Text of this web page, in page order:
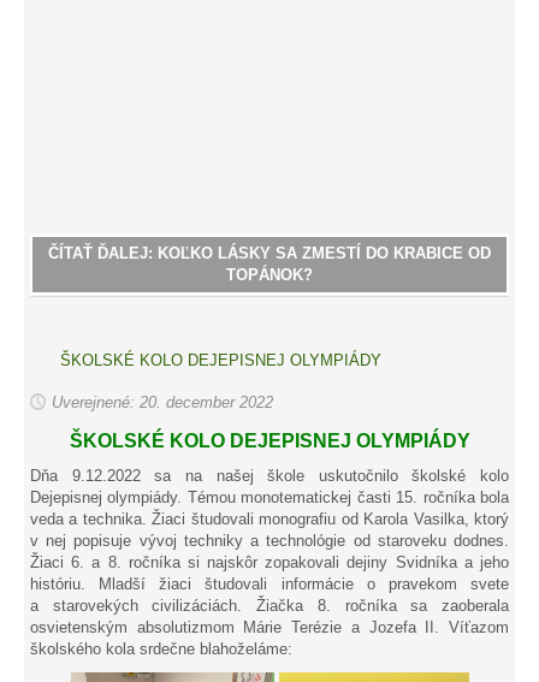
ČÍTAŤ ĎALEJ: KOĽKO LÁSKY SA ZMESTÍ DO KRABICE OD
TOPÁNOK?
ŠKOLSKÉ KOLO DEJEPISNEJ OLYMPIÁDY
Uverejnené: 20. december 2022
ŠKOLSKÉ KOLO DEJEPISNEJ OLYMPIÁDY
Dňa 9.12.2022 sa na našej škole uskutočnilo školské kolo
Dejepisnej olympiády. Témou monotematickej časti 15. ročníka bola
veda a technika. Žiaci študovali monografiu od Karola Vasilka, ktorý
v nej popisuje vývoj techniky a technológie od staroveku dodnes.
Žiaci 6. a 8. ročníka si najskôr zopakovali dejiny Svidníka a jeho
históriu. Mladší žiaci študovali informácie o pravekom svete
a starovekých civilizáciách. Žiačka 8. ročníka sa zaoberala
osvietenským absolutizmom Márie Terézie a Jozefa II. Víťazom
školského kola srdečne blahoželáme: